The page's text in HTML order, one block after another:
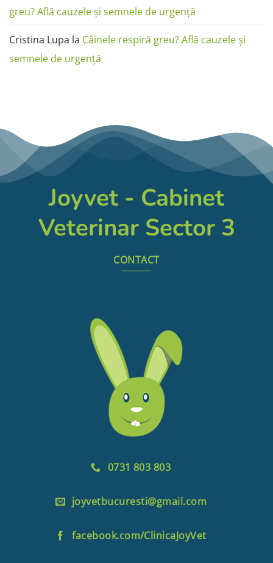
greu? Află cauzele și semnele de urgență
Cristina Lupa la Câinele respiră greu? Află cauzele și
semnele de urgență
Joyvet - Cabinet
Veterinar Sector 3
CONTACT
0731 803 803
joyvetbucuresti@gmail.com
facebook.com/ClinicaJoyVet